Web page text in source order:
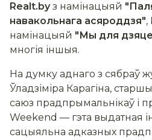
Realt.byз намінацыяй
навакольнага асяроддзя",
намінацыяй "Мы для
многія іншыя.
На думку аднаго з сябраў
Ўладзіміра Карагіна,
саюз прадпрымальнікаў і
Weekend — гэта выдатная
сацыяльна адказных